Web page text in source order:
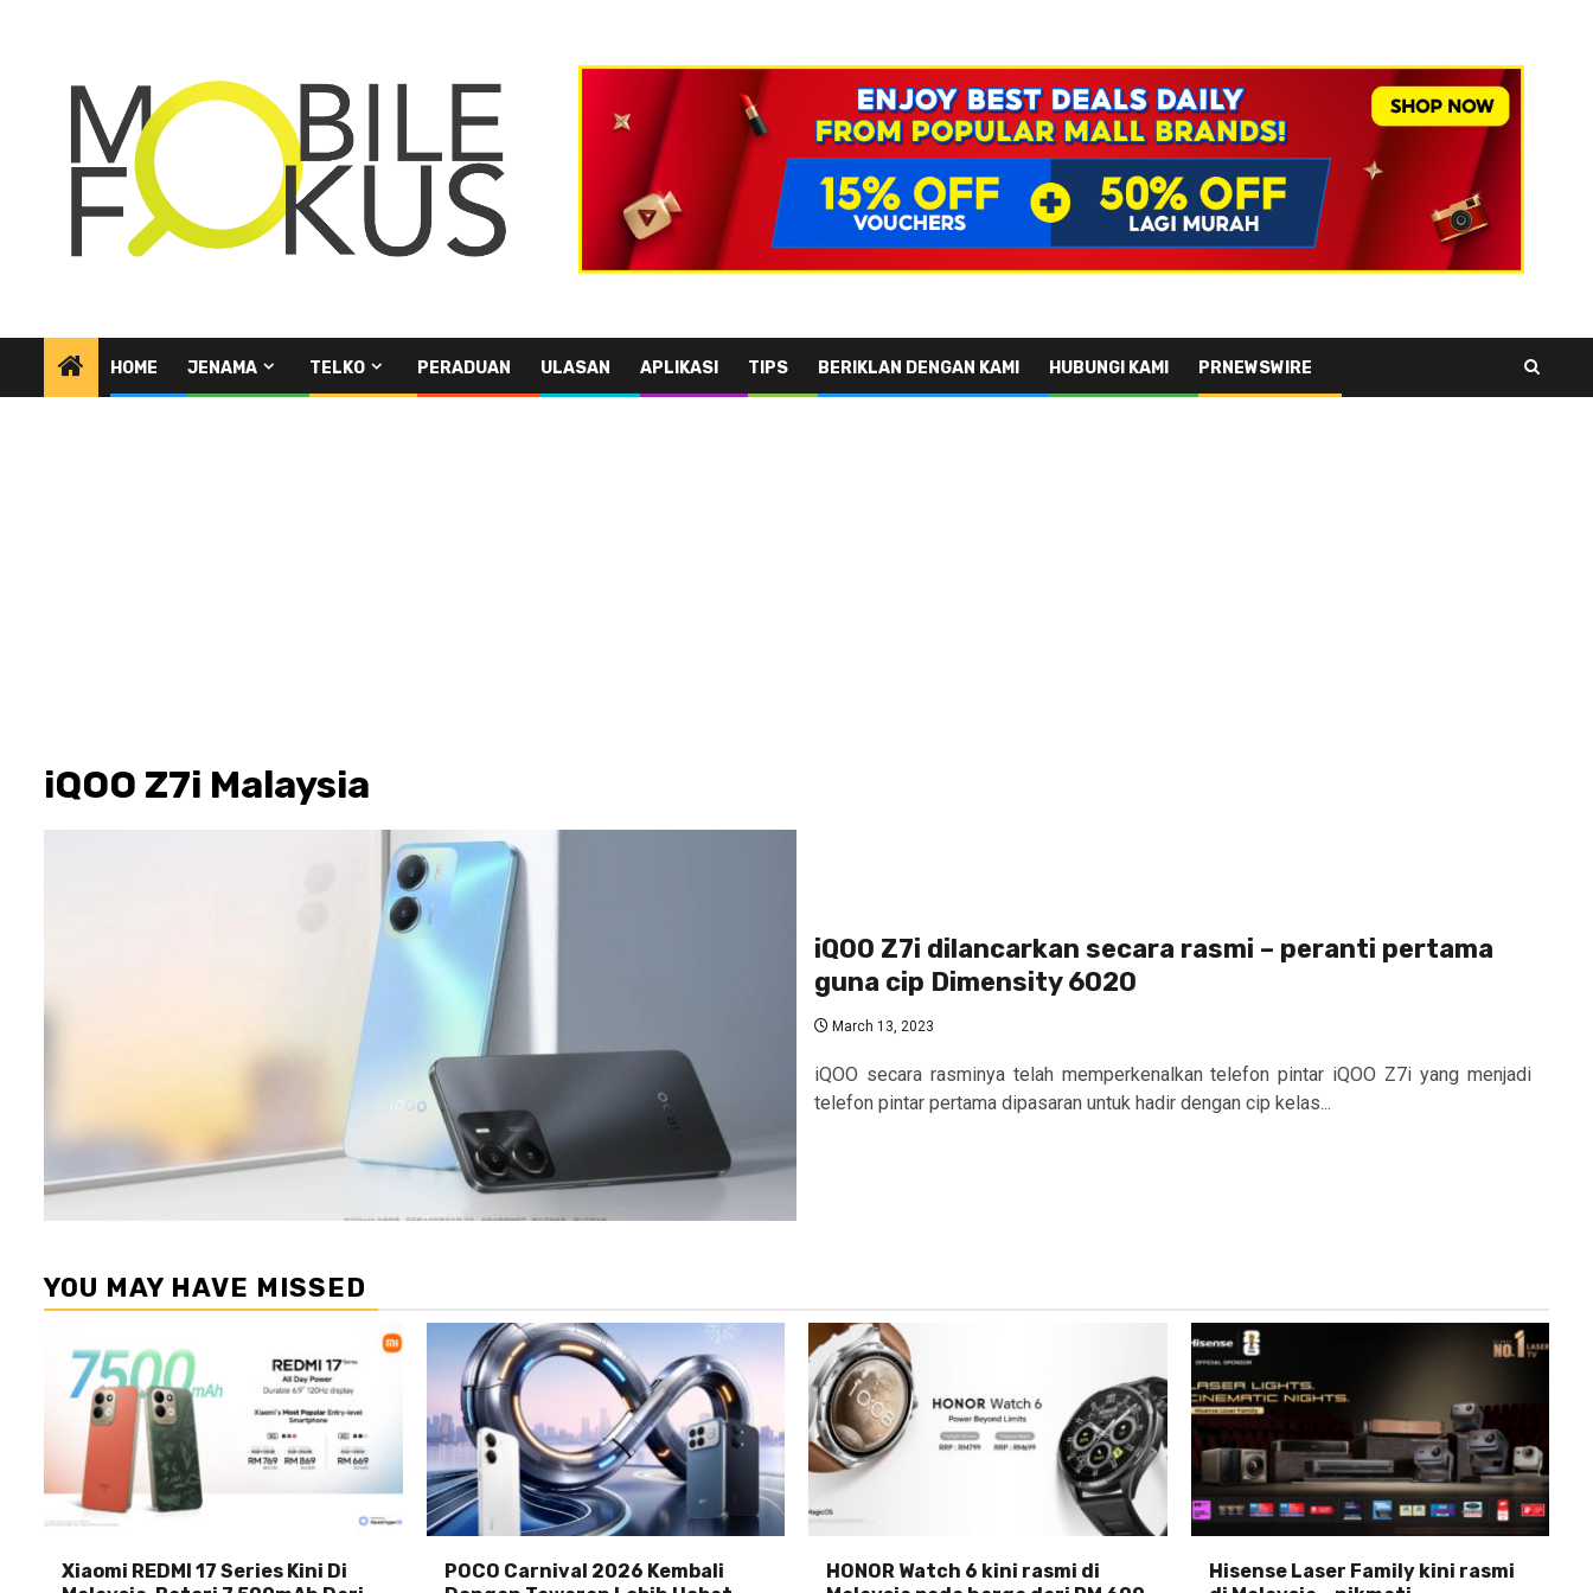
HOME JENAMA TELKO PERADUAN ULASAN APLIKASI TIPS BERIKLAN DENGAN KAMI HUBUNGI KAMI PRNEWSWIRE
iQOO Z7i Malaysia
iQOO Z7i dilancarkan secara rasmi – peranti pertama
guna cip Dimensity 6020
March 13, 2023
iQOO secara rasminya telah memperkenalkan telefon pintar iQOO Z7i yang menjadi
telefon pintar pertama dipasaran untuk hadir dengan cip kelas...
YOU MAY HAVE MISSED
Xiaomi REDMI 17 Series Kini Di
POCO Carnival 2026 Kembali
HONOR Watch 6 kini rasmi di
Hisense Laser Family kini rasmi